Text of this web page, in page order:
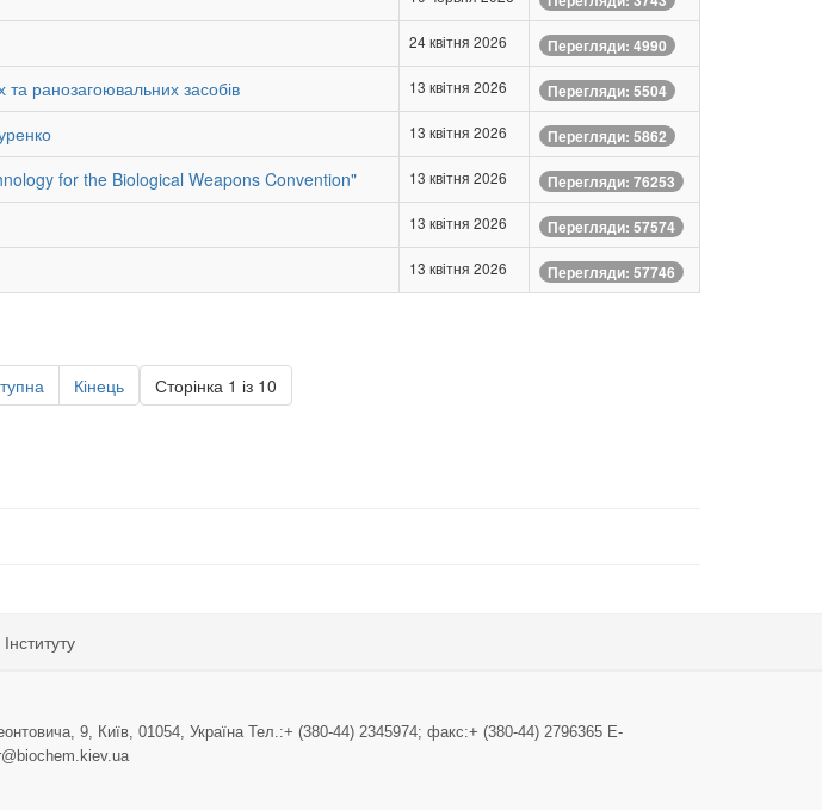
24 квітня 2026 Перегляди: 4990
та ранозагоювальних засобів 13 квітня 2026 Перегляди: 5504
13 квітня 2026 Перегляди: 5862
for the Biological Weapons Convention" 13 квітня 2026 Перегляди: 76253
13 квітня 2026 Перегляди: 57574
13 квітня 2026 Перегляди: 57746
Сторінка 1 із 10
Кінець
9, Київ, 01054, Україна Тел.:+ (380-44) 2345974; факс:+ (380-44) 2796365 E-